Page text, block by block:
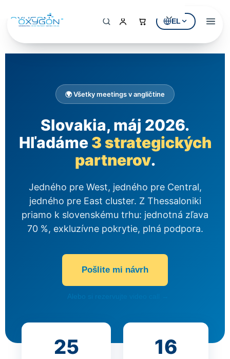
EL
Υδρομασάζ & SPA
Επεξεργασία Νερού
ΚΑΤΑΛΟΓΟΙ
Κατάλογος Πισίνας
Κατάλογος Υδρομασάζ
Επικοινωνία
Καριέρα
🌍 Všetky meetings v angličtine
Slovakia, máj 2026.
Hľadáme 3 strategických
partnerov.
Jedného pre West, jedného pre Central,
jedného pre East cluster. Z Thessaloniki
priamo k slovenskému trhu: jednotná zľava
70 %, exkluzívne pokrytie, plná podpora.
Pošlite mi návrh
Alebo si rezervujte video call →
25 16